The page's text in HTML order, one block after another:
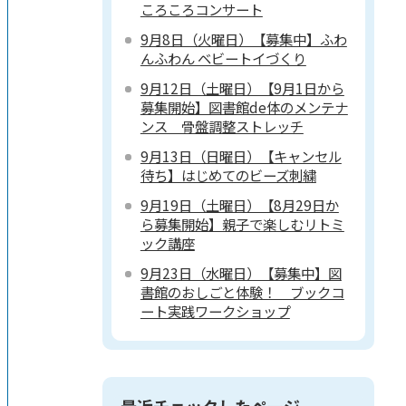
ころころコンサート
9月8日（火曜日）【募集中】ふわ
んふわん ベビートイづくり
9月12日（土曜日）【9月1日から
募集開始】図書館de体のメンテナ
ンス 骨盤調整ストレッチ
9月13日（日曜日）【キャンセル
待ち】はじめてのビーズ刺繍
9月19日（土曜日）【8月29日か
ら募集開始】親子で楽しむリトミ
ック講座
9月23日（水曜日）【募集中】図
書館のおしごと体験！ ブックコ
ート実践ワークショップ